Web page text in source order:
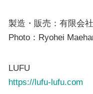
製造・販売：有限会
Photo：Ryohei
LUFU
https://lufu-lufu.com